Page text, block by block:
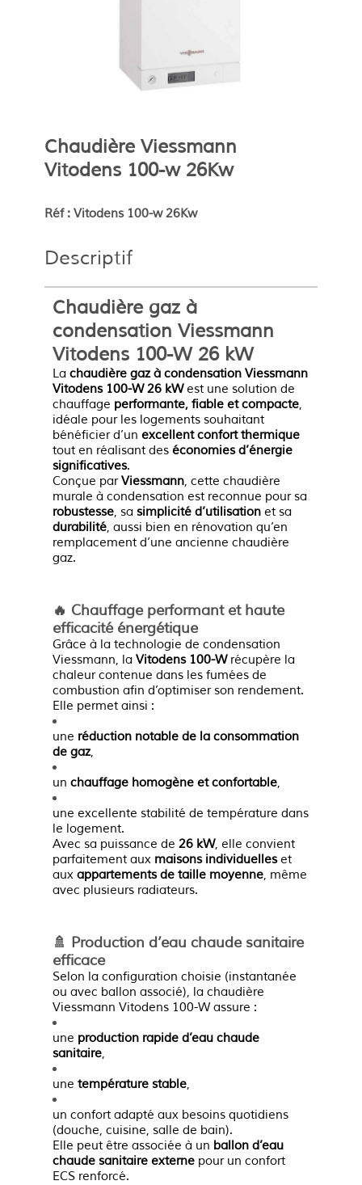
Chaudière Viessmann
Vitodens 100-w 26Kw
Réf : Vitodens 100-w 26Kw
Descriptif
Chaudière gaz à
condensation Viessmann
Vitodens 100-W 26 kW
La chaudière gaz à condensation Viessmann
Vitodens 100-W 26 kWest une solution de
chauffage performante, fiable et compacte,
idéale pour les logements souhaitant
bénéficier d’un excellent confort thermique
tout en réalisant des économies d’énergie
significatives.
Conçue parViessmann, cette chaudière
murale à condensation est reconnue pour sa
robustesse, sa simplicité d’utilisation et sa
durabilité, aussi bien en rénovation qu’en
remplacement d’une ancienne chaudière
gaz.
🔥 Chauffage performant et haute
efficacité énergétique
Grâce à la technologie de condensation
Viessmann, la Vitodens 100-Wrécupère la
chaleur contenue dans les fumées de
combustion afin d’optimiser son rendement.
Elle permet ainsi :
une réduction notable de la consommation
de gaz,
un chauffage homogène et confortable,
une excellente stabilité de température dans
le logement.
Avec sa puissance de 26 kW, elle convient
parfaitement aux maisons individuelleset
aux appartements de taille moyenne, même
avec plusieurs radiateurs.
🚿 Production d’eau chaude sanitaire
efficace
Selon la configuration choisie (instantanée
ou avec ballon associé), la chaudière
Viessmann Vitodens 100-W assure :
une production rapide d’eau chaude
sanitaire,
une température stable,
un confort adapté aux besoins quotidiens
(douche, cuisine, salle de bain).
Elle peut être associée à un ballon d’eau
chaude sanitaire externe pour un confort
ECS renforcé.